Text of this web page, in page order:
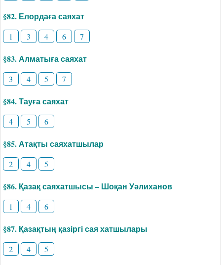
§82. Елордаға саяхат
1 3 4 6 7
§83. Алматыға саяхат
3 4 5 7
§84. Тауға саяхат
4 5 6
§85. Атақты саяхатшылар
2 4 5
§86. Қазақ саяхатшысы – Шоқан Уәлиханов
1 4 6
§87. Қазақтың қазіргі сая хатшылары
2 4 5